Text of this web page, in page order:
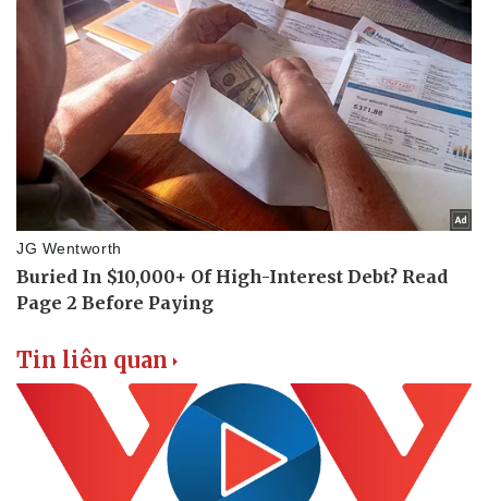
Tin nóng
Tư vấn luật
Vũ khí
Việt Nam
Phân tích
Tin liên quan